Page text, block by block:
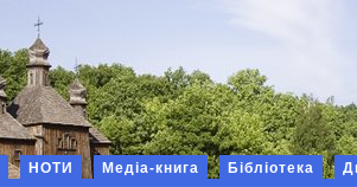
НОТИ Медіа-книга Бібліотека